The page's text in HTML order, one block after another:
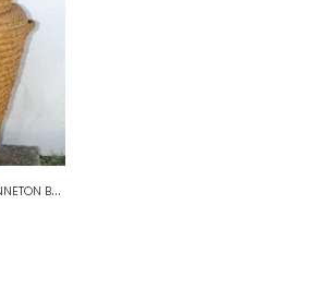
B
ELLE GRANDE PANIERE BANNETON BOURGNE ANCIENNE en Paille avec son couvercle déco